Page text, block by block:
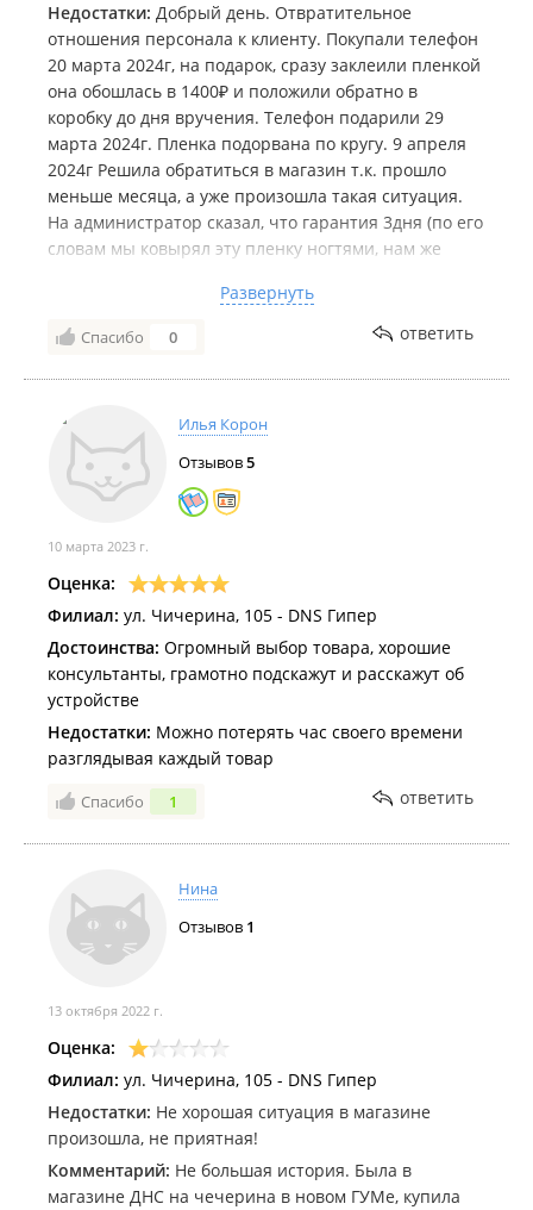
Недостатки: Добрый день. Отвратительное
отношения персонала к клиенту. Покупали телефон
20 марта 2024г, на подарок, сразу заклеили пленкой
она обошлась в 1400₽ и положили обратно в
коробку до дня вручения. Телефон подарили 29
марта 2024г. Пленка подорвана по кругу. 9 апреля
2024г Решила обратиться в магазин т.к. прошло
меньше месяца, а уже произошла такая ситуация.
На администратор сказал, что гарантия 3дня (по его
словам мы ковырял эту пленку ногтями, нам же
пользовался ребенок вообще разговаривать
отказался. Притом что планшет купленный в этом
же магазине с их же пленкой на сегодняшний день
в отличном состоянии. Не первый раз клеим пленку
вижу. Больше туда не ногой. В городе достаточно
много мест где это делают дешевле и с гарантией.
Не советую пользоваться этой услугой, так как если
ваша пленка отойдет через 5дней считайте, что
деньги вы выкинули в мусорный контейнер.
Развернуть
Спасибо 0 ответить
Илья Корон
Отзывов5
10 марта 2023 г.
Оценка:
Филиал: ул. Чичерина, 105 - DNS Гипер
Достоинства: Огромный выбор товара, хорошие
консультанты, грамотно подскажут и расскажут об
устройстве
Недостатки: Можно потерять час своего времени
разглядывая каждый товар
Спасибо 1 ответить
Нина
Отзывов 1
13 октября 2022 г.
Оценка:
Филиал: ул. Чичерина, 105 - DNS Гипер
Недостатки: Не хорошая ситуация в магазине
произошла, не приятная!
Комментарий: Не большая история. Была в
магазине ДНС на чечерина в новом ГУМе, купила